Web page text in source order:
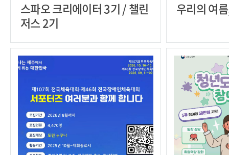
스파오 크리에이터 3기 / 챌린
저스 2기
우리의 여